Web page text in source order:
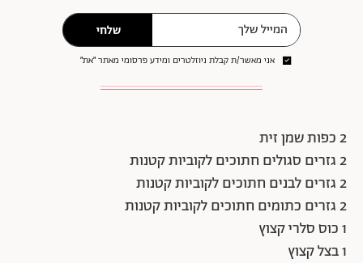
שלחי
אני מאשר/ת קבלת ניוזלטרים ומידע פרסומי מאתר ״את״
2 כפות שמן זית
2 גזרים סגולים חתוכים לקוביות קטנות
2 גזרים לבנים חתוכים לקוביות קטנות
2 גזרים כתומים חתוכים לקוביות קטנות
1 כוס סלרי קצוץ
1 בצל קצוץ